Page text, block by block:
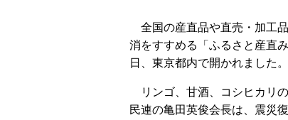
全国の産直品や直売・加工
消をすすめる「ふるさと産直
日、東京都内で開かれました。
リンゴ、甘酒、コシヒカリ
民連の亀田英俊会長は、震災